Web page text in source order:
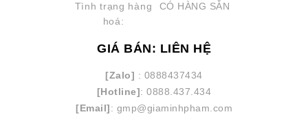
Tình trạng hàng
hoá:
CÓ HÀNG SẴN
GIÁ BÁN: LIÊN HỆ
[Zalo] : 0888437434
[Hotline]: 0888.437.434
[Email]: gmp@giaminhpham.com